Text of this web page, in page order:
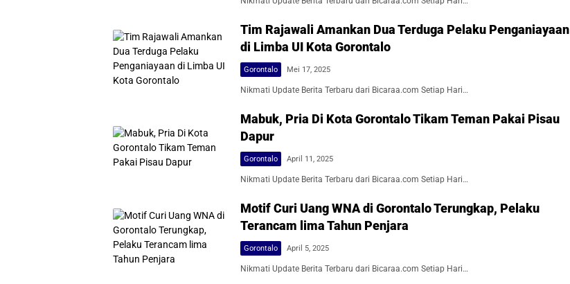
Tim Rajawali Amankan Dua Terduga Pelaku Penganiayaan
di Limba UI Kota Gorontalo
Gorontalo Mei 17, 2025
Nikmati Update Berita Terbaru dari Bicaraa.com Setiap Hari…
Mabuk, Pria Di Kota Gorontalo Tikam Teman Pakai Pisau
Dapur
Gorontalo April 11, 2025
Nikmati Update Berita Terbaru dari Bicaraa.com Setiap Hari…
Motif Curi Uang WNA di Gorontalo Terungkap, Pelaku
Terancam lima Tahun Penjara
Gorontalo April 5, 2025
Nikmati Update Berita Terbaru dari Bicaraa.com Setiap Hari…